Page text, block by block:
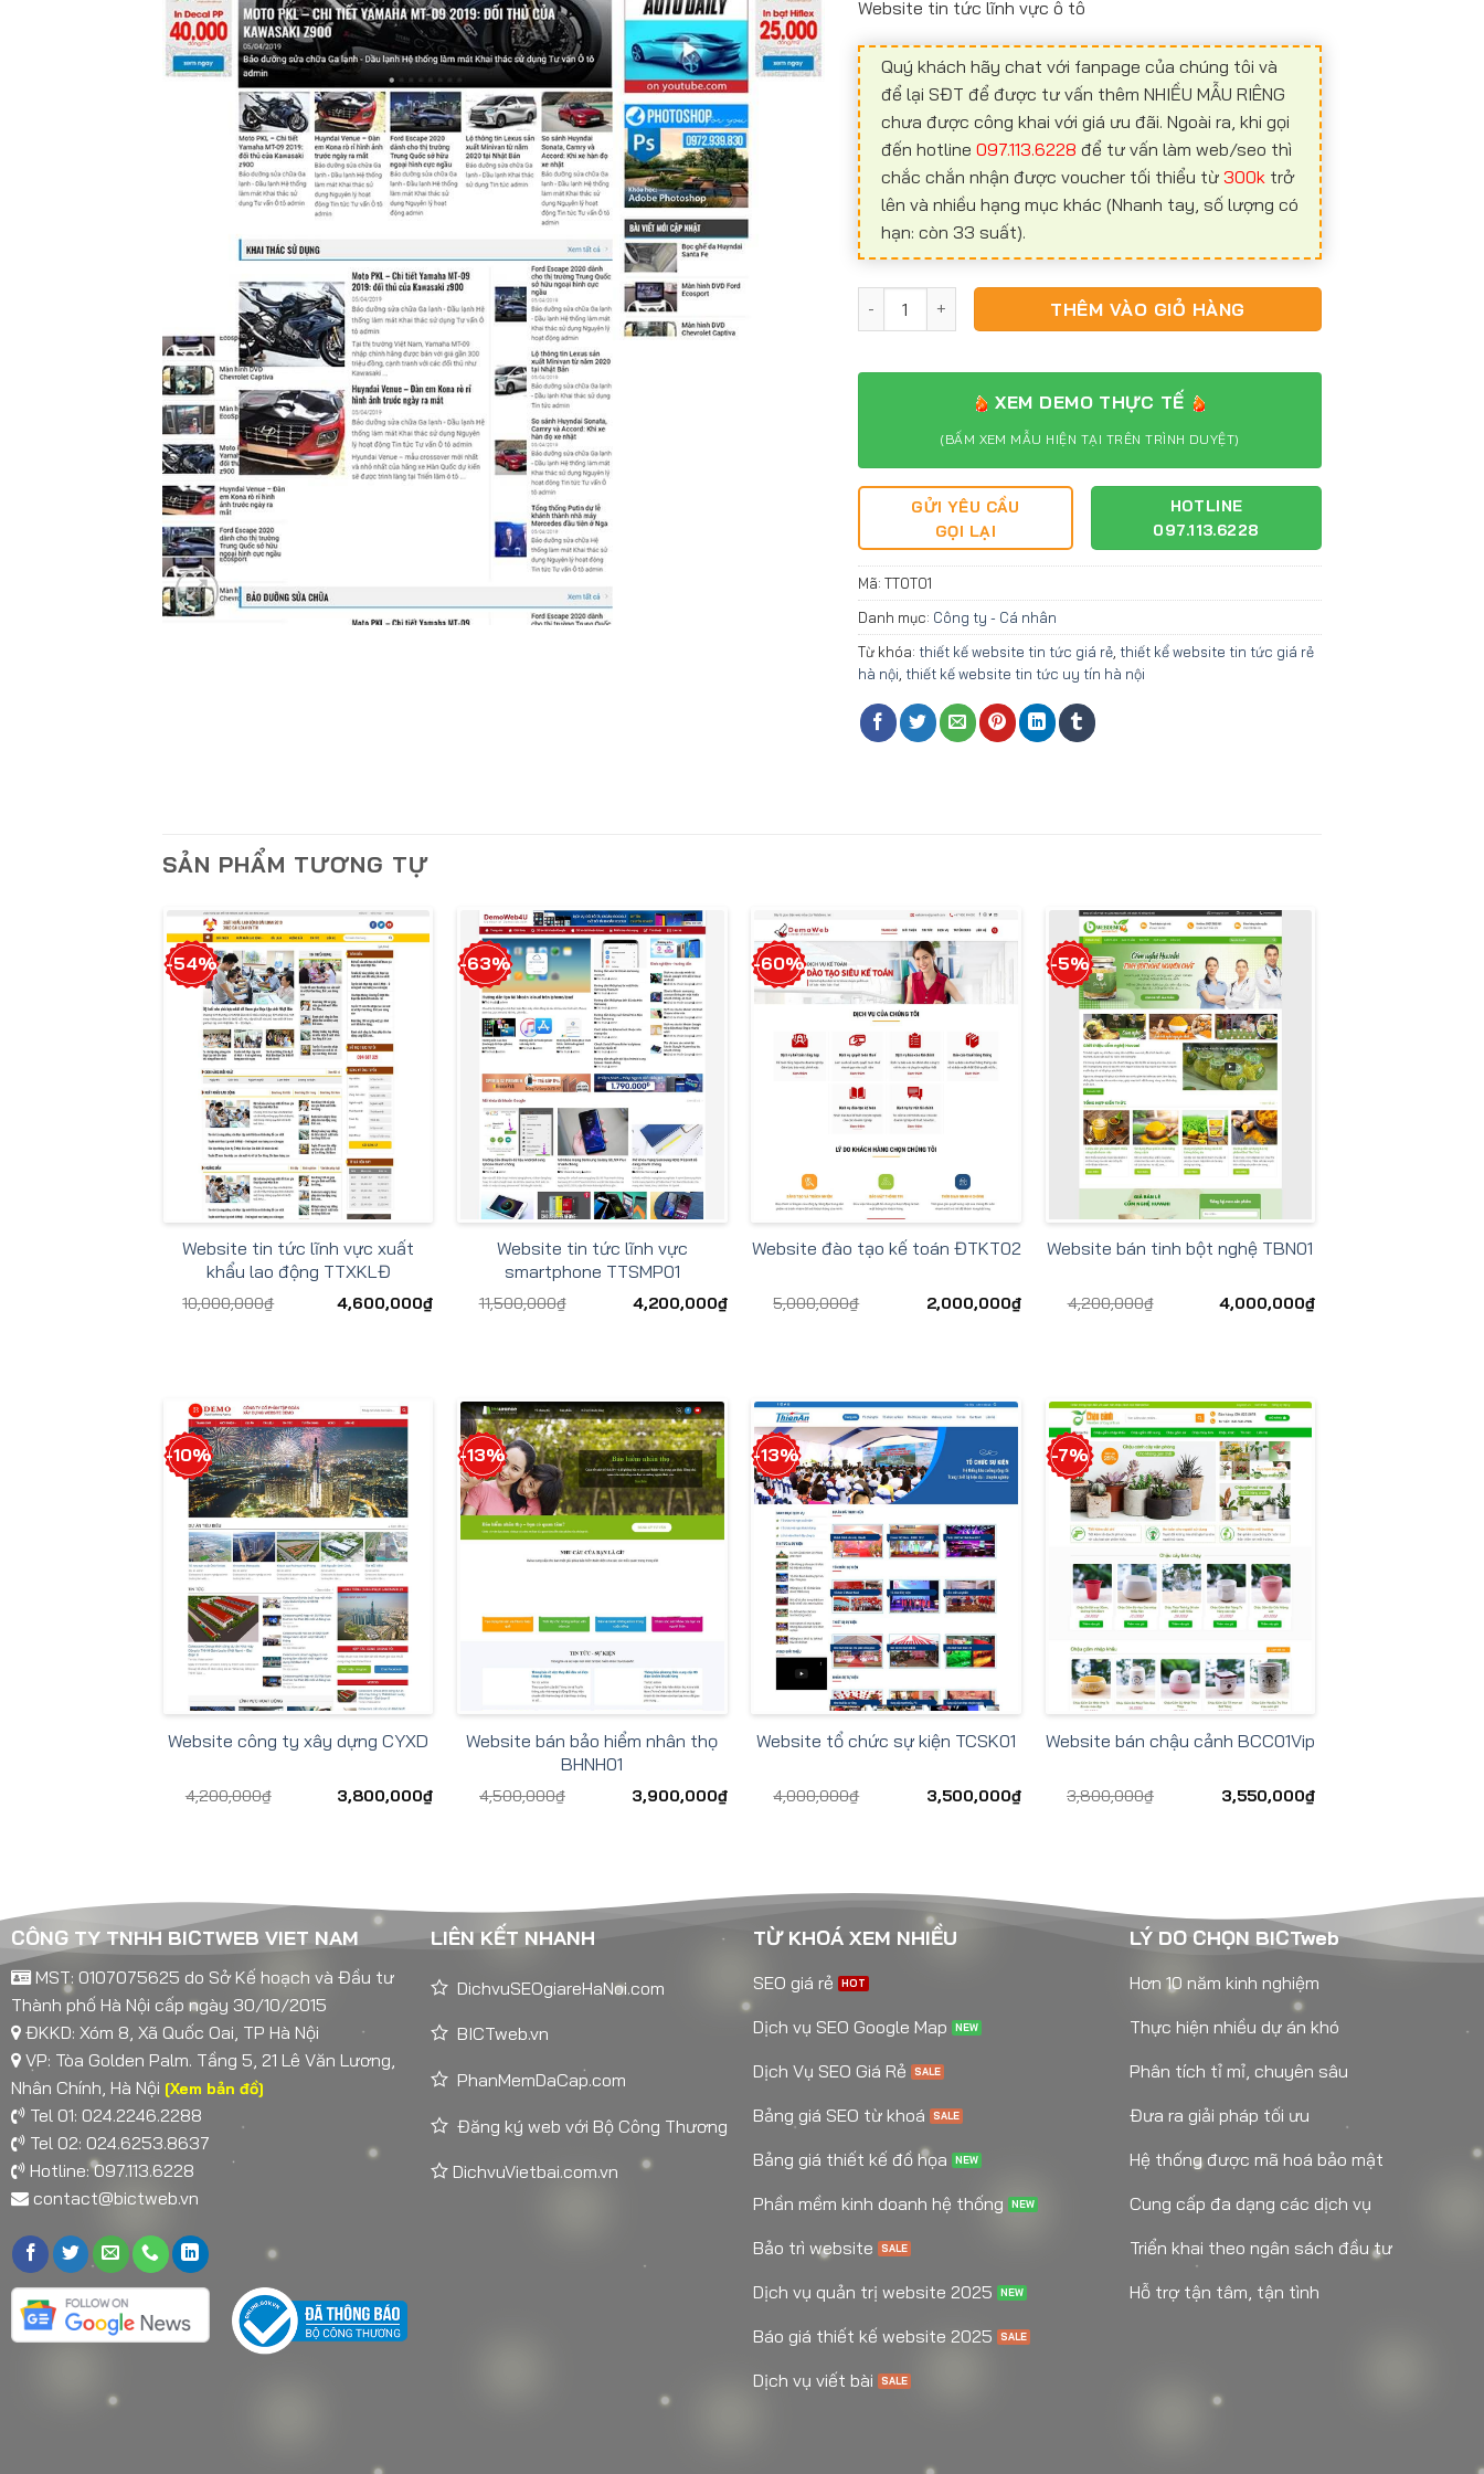
Website tin tức lĩnh vực ô tô
Quý khách hãy chat với fanpage của chúng tôi và
để lại SĐT để được tư vấn thêm NHIỀU MẪU RIÊNG
chưa được công khai với giá ưu đãi. Ngoài ra, khi gọi
đến hotline 097.113.6228 để tư vấn làm web/seo thì
chắc chắn nhận được voucher tối thiểu từ 300k trở
lên và nhiều hạng mục khác (Nhanh tay, số lượng có
hạn: còn 33 suất).
Website tin tức lĩnh vực ô tô TTOT01 số lượng
THÊM VÀO GIỎ HÀNG
XEM DEMO THỰC TẾ
(BẤM XEM MẪU HIỆN TẠI TRÊN TRÌNH DUYỆT)
GỬI YÊU CẦU
GỌI LẠI
HOTLINE
097.113.6228
Mã: TTOT01
Danh mục: Công ty - Cá nhân
Từ khóa: thiết kế website tin tức giá rẻ thiết kể website tin tức giá rẻ
hà nội thiết kế website tin tức uy tín hà nội
SẢN PHẨM TƯƠNG TỰ
-54%
Website tin tức lĩnh vực xuất
khẩu lao động TTXKLĐ
10,000,000₫ 4,600,000₫
-63%
Website tin tức lĩnh vực
smartphone TTSMP01
11,500,000₫ 4,200,000₫
-60%
Website đào tạo kế toán ĐTKT02
5,000,000₫ 2,000,000₫
-5%
Website bán tinh bột nghệ TBN01
4,200,000₫ 4,000,000₫
-10%
Website công ty xây dựng CYXD
4,200,000₫ 3,800,000₫
-13%
Website bán bảo hiểm nhân thọ
BHNH01
4,500,000₫ 3,900,000₫
-13%
Website tổ chức sự kiện TCSK01
4,000,000₫ 3,500,000₫
-7%
Website bán chậu cảnh BCC01Vip
3,800,000₫ 3,550,000₫
CÔNG TY TNHH BICTWEB VIET NAM
MST: 0107075625 do Sở Kế hoạch và Đầu tư
Thành phố Hà Nội cấp ngày 30/10/2015
ĐKKD: Xóm 8, Xã Quốc Oai, TP Hà Nội
VP: Tòa Golden Palm. Tầng 5, 21 Lê Văn Lương,
Nhân Chính, Hà Nội [Xem bản đồ]
Tel 01: 024.2246.2288
Tel 02: 024.6253.8637
Hotline: 097.113.6228
contact@bictweb.vn
LIÊN KẾT NHANH
DichvuSEOgiareHaNoi.com
BICTweb.vn
PhanMemDaCap.com
Đăng ký web với Bộ Công Thương
DichvuVietbai.com.vn
TỪ KHOÁ XEM NHIỀU
SEO giá rẻ
Dịch vụ SEO Google Map
Dịch Vụ SEO Giá Rẻ
Bảng giá SEO từ khoá
Bảng giá thiết kế đồ họa
Phần mềm kinh doanh hệ thống
Bảo trì website
Dịch vụ quản trị website 2025
Báo giá thiết kế website 2025
Dịch vụ viết bài
LÝ DO CHỌN BICTweb
Hơn 10 năm kinh nghiệm
Thực hiện nhiều dự án khó
Phân tích tỉ mỉ, chuyên sâu
Đưa ra giải pháp tối ưu
Hệ thống được mã hoá bảo mật
Cung cấp đa dạng các dịch vụ
Triển khai theo ngân sách đầu tư
Hỗ trợ tận tâm, tận tình